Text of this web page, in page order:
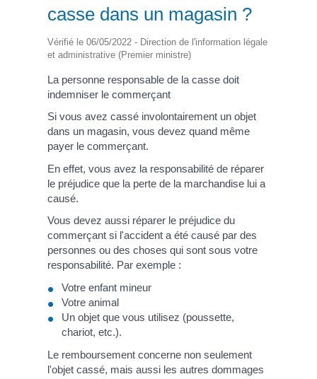
casse dans un magasin ?
Vérifié le 06/05/2022 - Direction de l'information légale
et administrative (Premier ministre)
La personne responsable de la casse doit
indemniser le commerçant
Si vous avez cassé involontairement un objet
dans un magasin, vous devez quand même
payer le commerçant.
En effet, vous avez la responsabilité de réparer
le préjudice que la perte de la marchandise lui a
causé.
Vous devez aussi réparer le préjudice du
commerçant si l'accident a été causé par des
personnes ou des choses qui sont sous votre
responsabilité. Par exemple :
Votre enfant mineur
Votre animal
Un objet que vous utilisez (poussette,
chariot, etc.).
Le remboursement concerne non seulement
l'objet cassé, mais aussi les autres dommages